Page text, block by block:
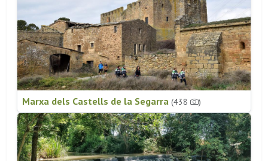
Marxa dels Castells de la Segarra (438 )